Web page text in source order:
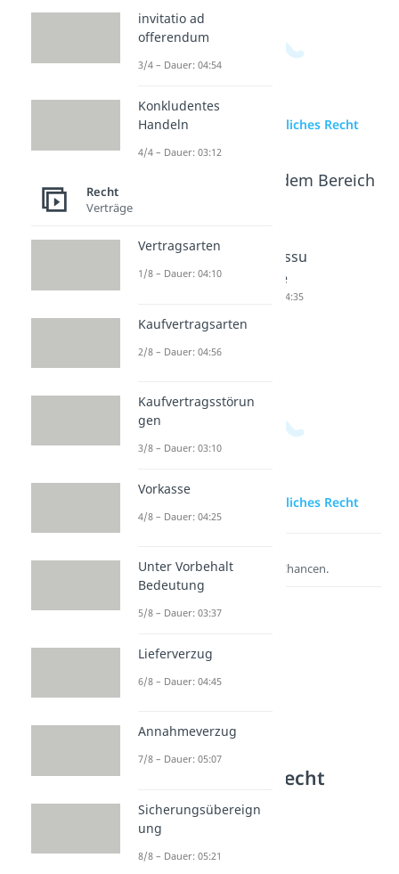
zur Videoseite: Öffentliches Recht
Beliebte Inhalte aus dem Bereich
Privatrec Körpersc
haft des
hen
Rechtssu
bjekte
Dauer: 04:35
zur Videoseite: Öffentliches Recht
Entdecke hier deine Chancen.
Weitere Inhalte: Recht
Arten von Recht und Person
Juristische Person
Natürliche Person
invitatio ad
offerendum
3/4 – Dauer: 04:54
Konkludentes
Handeln
4/4 – Dauer: 03:12
Recht
Verträge
Vertragsarten
1/8 – Dauer: 04:10
Kaufvertragsarten
2/8 – Dauer: 04:56
Kaufvertragsstörun
gen
3/8 – Dauer: 03:10
Vorkasse
4/8 – Dauer: 04:25
Unter Vorbehalt
Bedeutung
5/8 – Dauer: 03:37
Lieferverzug
6/8 – Dauer: 04:45
Annahmeverzug
7/8 – Dauer: 05:07
Sicherungsübereign
ung
8/8 – Dauer: 05:21